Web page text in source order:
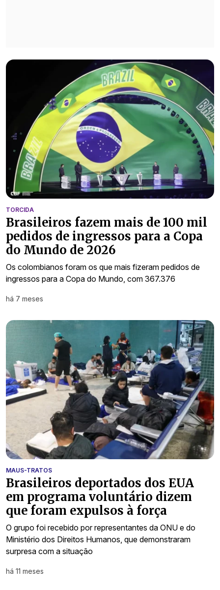
TORCIDA
Brasileiros fazem mais de 100 mil
pedidos de ingressos para a Copa
do Mundo de 2026
Os colombianos foram os que mais fizeram pedidos de
ingressos para a Copa do Mundo, com 367.376
há 7 meses
MAUS-TRATOS
Brasileiros deportados dos EUA
em programa voluntário dizem
que foram expulsos à força
O grupo foi recebido por representantes da ONU e do
Ministério dos Direitos Humanos, que demonstraram
surpresa com a situação
há 11 meses